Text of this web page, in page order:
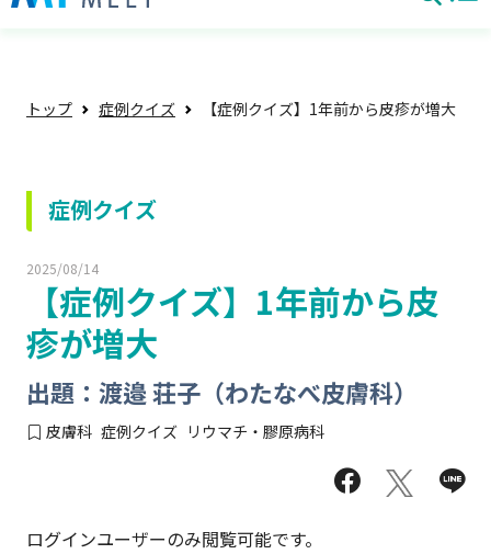
トップ 症例クイズ 【症例クイズ】1年前から皮疹が増大
症例クイズ
2025/08/14
【症例クイズ】1年前から皮
疹が増大
出題：渡邉 荘子（わたなべ皮膚科）
皮膚科 症例クイズ リウマチ・膠原病科
ログインユーザーのみ閲覧可能です。